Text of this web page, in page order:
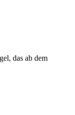
das ab dem